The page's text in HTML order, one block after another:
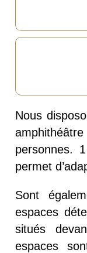
Nous
personnes.
permet
Sont
espaces
situés
espaces